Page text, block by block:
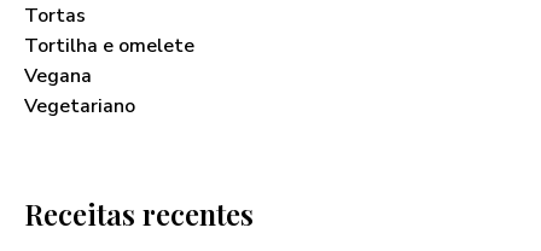
Tortas
Tortilha e omelete
Vegana
Vegetariano
Receitas recentes